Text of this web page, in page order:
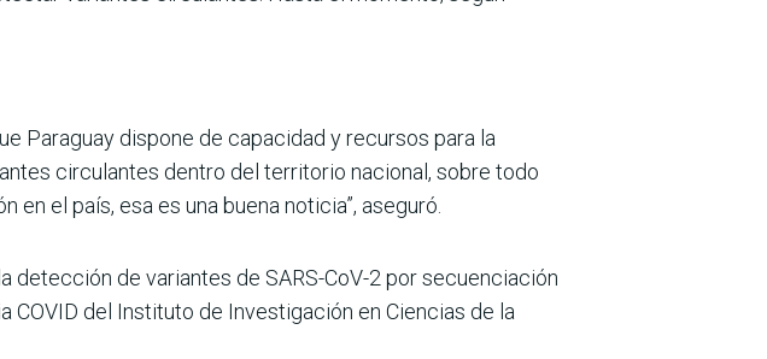
Paraguay dispone de capacidad y recursos para la
circulantes dentro del territorio nacional, sobre todo
el país, esa es una buena noticia”, aseguró.
detección de variantes de SARS-CoV-2 por secuenciación
del Instituto de Investigación en Ciencias de la